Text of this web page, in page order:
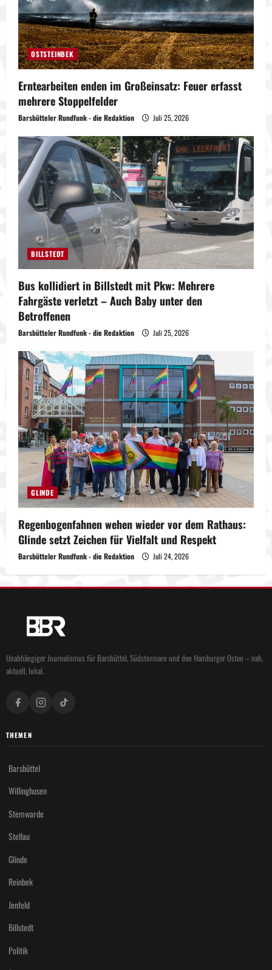
OSTSTEINBEK
Erntearbeiten enden im Großeinsatz: Feuer erfasst
mehrere Stoppelfelder
Barsbütteler Rundfunk - die Redaktion Juli 25, 2026
BILLSTEDT
Bus kollidiert in Billstedt mit Pkw: Mehrere
Fahrgäste verletzt – Auch Baby unter den
Betroffenen
Barsbütteler Rundfunk - die Redaktion Juli 25, 2026
GLINDE
Regenbogenfahnen wehen wieder vor dem Rathaus:
Glinde setzt Zeichen für Vielfalt und Respekt
Barsbütteler Rundfunk - die Redaktion Juli 24, 2026
Unabhängiger Journalismus für Barsbüttel, Südstormarn und den Hamburger Osten – nah,
aktuell, lokal.
THEMEN
Barsbüttel
Willinghusen
Stemwarde
Stellau
Glinde
Reinbek
Jenfeld
Billstedt
Politik